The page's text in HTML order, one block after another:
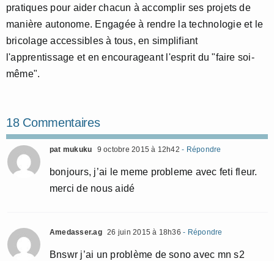
pratiques pour aider chacun à accomplir ses projets de
manière autonome. Engagée à rendre la technologie et le
bricolage accessibles à tous, en simplifiant
l'apprentissage et en encourageant l'esprit du "faire soi-
même".
18 Commentaires
pat mukuku 9 octobre 2015 à 12h42 - Répondre
bonjours, j’ai le meme probleme avec feti fleur.
merci de nous aidé
Amedasser.ag 26 juin 2015 à 18h36 - Répondre
Bnswr j’ai un problème de sono avec mn s2